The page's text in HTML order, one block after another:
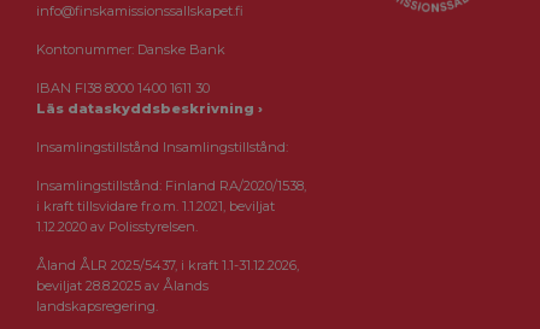
info@finskamissionssallskapet.fi
Kontonummer: Danske Bank
IBAN FI38 8000 1400 1611 30
Läs dataskyddsbeskrivning ›
Insamlingstillstånd Insamlingstillstånd:
Insamlingstillstånd: Finland RA/2020/1538,
i kraft tillsvidare fr.o.m. 1.1.2021, beviljat
1.12.2020 av Polisstyrelsen.
Åland ÅLR 2025/5437, i kraft 1.1-31.12.2026,
beviljat 28.8.2025 av Ålands
landskapsregering.